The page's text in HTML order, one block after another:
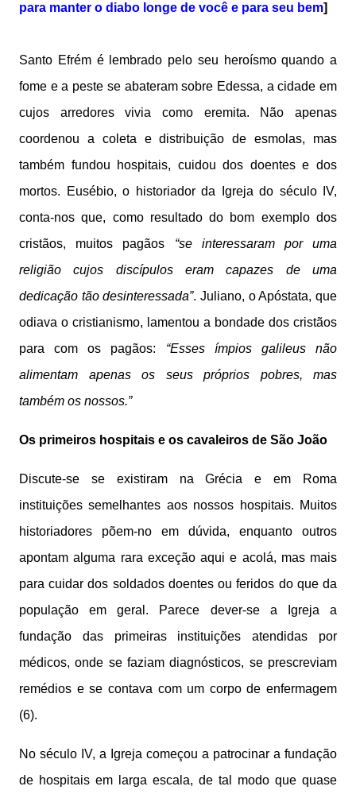
para manter o diabo longe de você e para seu bem]
Santo Efrém é lembrado pelo seu heroísmo quando a
fome e a peste se abateram sobre Edessa, a cidade em
cujos arredores vivia como eremita. Não apenas
coordenou a coleta e distribuição de esmolas, mas
também fundou hospitais, cuidou dos doentes e dos
mortos. Eusébio, o historiador da Igreja do século IV,
conta-nos que, como resultado do bom exemplo dos
cristãos, muitos pagãos “se interessaram por uma
religião cujos discípulos eram capazes de uma
dedicação tão desinteressada”. Juliano, o Apóstata, que
odiava o cristianismo, lamentou a bondade dos cristãos
para com os pagãos: “Esses ímpios galileus não
alimentam apenas os seus próprios pobres, mas
também os nossos.”
Os primeiros hospitais e os cavaleiros de São João
Discute-se se existiram na Grécia e em Roma
instituições semelhantes aos nossos hospitais. Muitos
historiadores põem-no em dúvida, enquanto outros
apontam alguma rara exceção aqui e acolá, mas mais
para cuidar dos soldados doentes ou feridos do que da
população em geral. Parece dever-se a Igreja a
fundação das primeiras instituições atendidas por
médicos, onde se faziam diagnósticos, se prescreviam
remédios e se contava com um corpo de enfermagem
(6).
No século IV, a Igreja começou a patrocinar a fundação
de hospitais em larga escala, de tal modo que quase